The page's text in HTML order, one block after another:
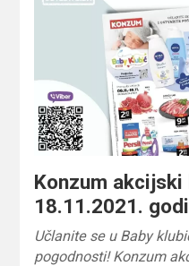
Konzum
18.11.2021.
Učlanite se u Baby
pogodnosti! Konzum